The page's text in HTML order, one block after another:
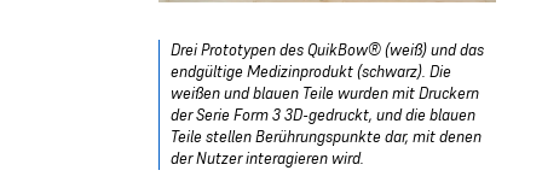
Drei Prototypen des QuikBow® (weiß) und das
endgültige Medizinprodukt (schwarz). Die
weißen und blauen Teile wurden mit Druckern
der Serie Form 3 3D-gedruckt, und die blauen
Teile stellen Berührungspunkte dar, mit denen
der Nutzer interagieren wird.